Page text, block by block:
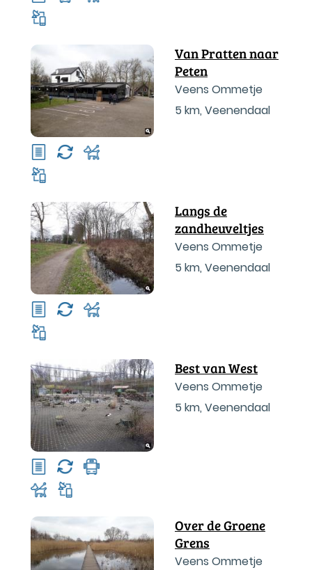
Van Pratten naar
Peten
Veens Ommetje
5 km, Veenendaal
Langs de
zandheuveltjes
Veens Ommetje
5 km, Veenendaal
Best van West
Veens Ommetje
5 km, Veenendaal
Over de Groene
Grens
Veens Ommetje